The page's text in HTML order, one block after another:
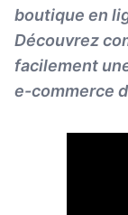
boutique en
Découvrez
facilement
e-commerce